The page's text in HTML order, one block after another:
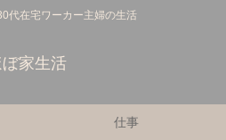
代在宅ワーカー主婦の生活
ぼ家生活
仕事